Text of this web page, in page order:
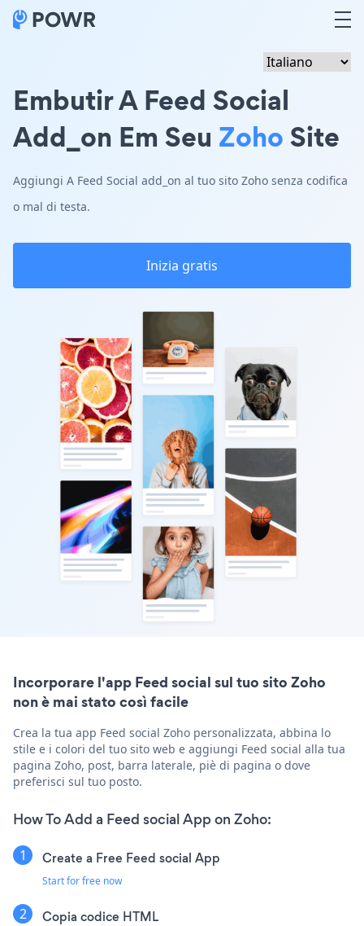
Embutir A Feed Social
Add_on Em Seu ZohoSite
Aggiungi A Feed Social add_on al tuo sito Zoho senza codifica
o mal di testa.
Inizia gratis
Incorporare l'app Feed social sul tuo sito Zoho
non è mai stato così facile
Crea la tua app Feed social Zoho personalizzata, abbina lo
stile e i colori del tuo sito web e aggiungi Feed social alla tua
pagina Zoho, post, barra laterale, piè di pagina o dove
preferisci sul tuo posto.
How To Add a Feed social App on Zoho:
Create a Free Feed social App
Start for free now
Copia codice HTML